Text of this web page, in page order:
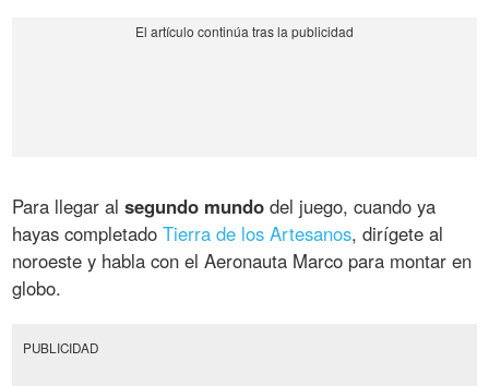
Para llegar alsegundo mundo del juego, cuando ya
hayas completadoTierra de los Artesanos, dirígete al
noroeste y habla con el Aeronauta Marco para montar en
globo.
PUBLICIDAD